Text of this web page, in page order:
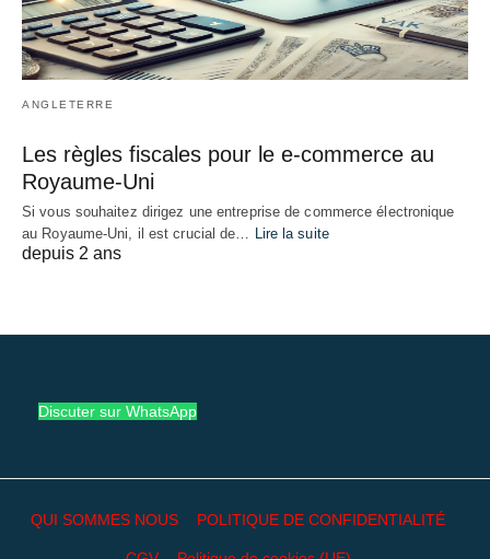
ANGLETERRE
Les règles fiscales pour le e-commerce au
Royaume-Uni
Si vous souhaitez dirigez une entreprise de commerce électronique
au Royaume-Uni, il est crucial de… Lire la suite
depuis 2 ans
Discuter sur WhatsApp
QUI SOMMES NOUS POLITIQUE DE CONFIDENTIALITÉ